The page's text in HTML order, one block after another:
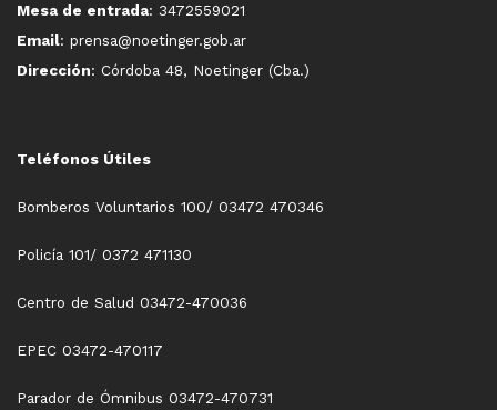
Mesa de entrada: 3472559021
Email: prensa@noetinger.gob.ar
Dirección: Córdoba 48, Noetinger (Cba.)
Teléfonos Útiles
Bomberos Voluntarios 100/ 03472 470346
Policía 101/ 0372 471130
Centro de Salud 03472-470036
EPEC 03472-470117
Parador de Ómnibus 03472-470731